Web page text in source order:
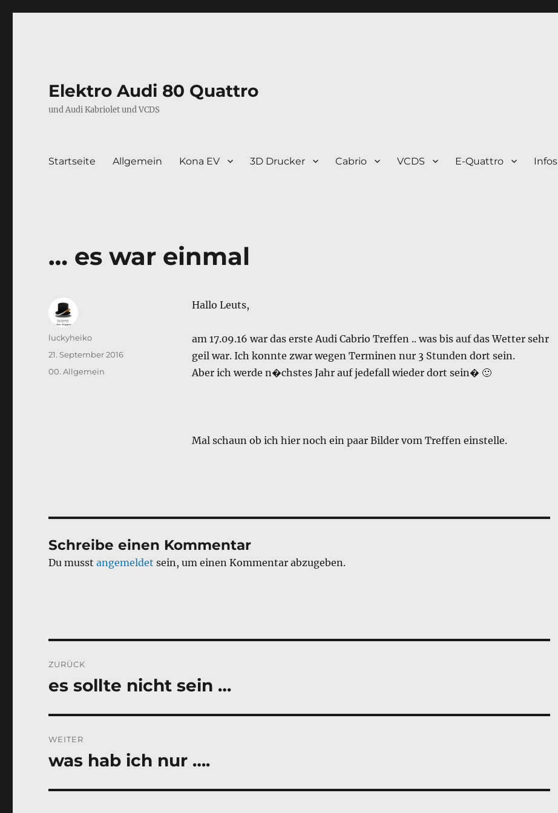
Elektro Audi 80 Quattro
und Audi Kabriolet und VCDS
Startseite Allgemein Kona EV 3D Drucker Cabrio VCDS E-Quattro Infos
… es war einmal
Hallo Leuts,
am 17.09.16 war das erste Audi Cabrio Treffen .. was bis auf das Wetter sehr
geil war. Ich konnte zwar wegen Terminen nur 3 Stunden dort sein.
Aber ich werde n�chstes Jahr auf jedefall wieder dort sein� 🙂
Mal schaun ob ich hier noch ein paar Bilder vom Treffen einstelle.
Autor
luckyheiko
Veröffentlicht
21. September 2016
Kategorien
00. Allgemein
Schreibe einen Kommentar
Du musstangemeldet sein, um einen Kommentar abzugeben.
ZURÜCK
Vorheriger
es sollte nicht sein …
WEITER
Nächster
was hab ich nur ….